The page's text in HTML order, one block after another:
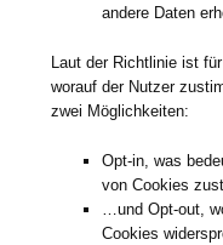
andere Daten
Laut der Richtlinie ist
worauf der Nutzer
zwei Möglichkeiten:
Opt-in, was
von Cookies
…und Opt-out,
Cookies